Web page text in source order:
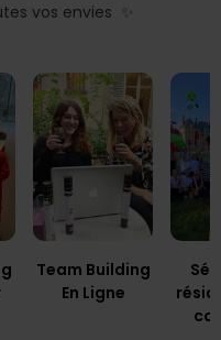
vos envies ✨
Team Building
En Ligne